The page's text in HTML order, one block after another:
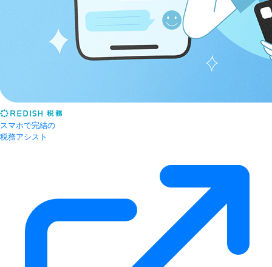
スマホで完結の
税務アシスト